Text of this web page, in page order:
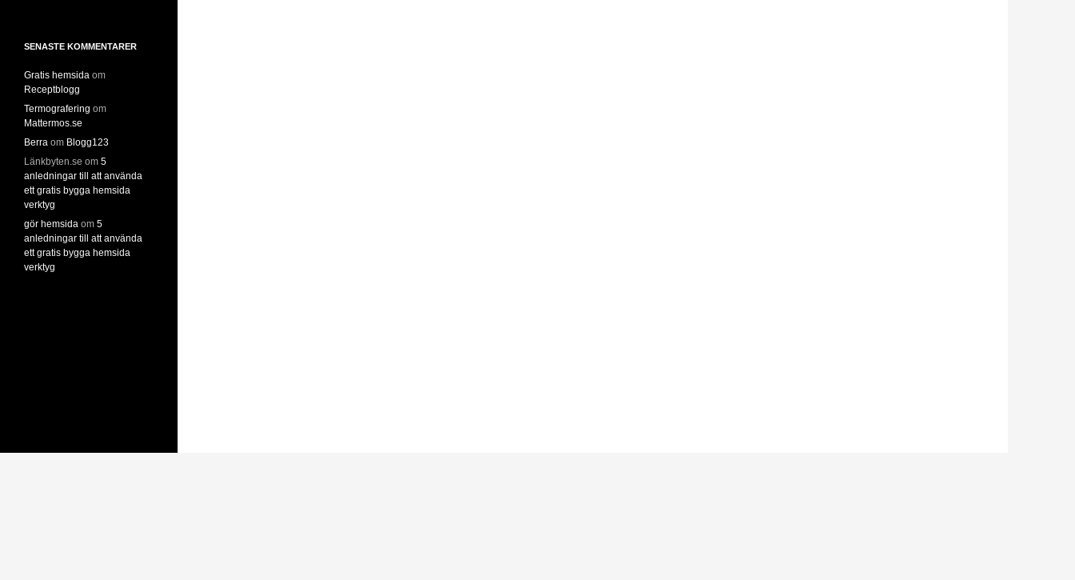
SENASTE KOMMENTARER
Gratis hemsida om
Receptblogg
Termografering om
Mattermos.se
Berra om Blogg123
Länkbyten.se om 5
anledningar till att använda
ett gratis bygga hemsida
verktyg
gör hemsida om 5
anledningar till att använda
ett gratis bygga hemsida
verktyg